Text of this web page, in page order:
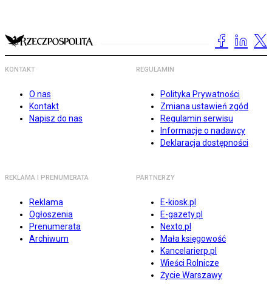
KONTAKT
O nas
Kontakt
Napisz do nas
REGULAMIN
Polityka Prywatności
Zmiana ustawień zgód
Regulamin serwisu
Informacje o nadawcy
Deklaracja dostępności
REKLAMA I PRENUMERATA
Reklama
Ogłoszenia
Prenumerata
Archiwum
PARTNERZY
E-kiosk.pl
E-gazety.pl
Nexto.pl
Mała księgowość
Kancelarierp.pl
Wieści Rolnicze
Życie Warszawy